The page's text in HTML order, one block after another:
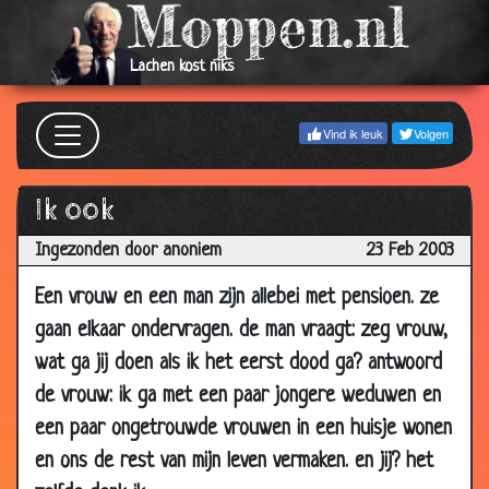
Lachen kost niks
Vind ik leuk Volgen
Ik ook
Ingezonden door anoniem 23 Feb 2003
Een vrouw en een man zijn allebei met pensioen. ze
gaan elkaar ondervragen. de man vraagt: zeg vrouw,
wat ga jij doen als ik het eerst dood ga? antwoord
de vrouw: ik ga met een paar jongere weduwen en
een paar ongetrouwde vrouwen in een huisje wonen
en ons de rest van mijn leven vermaken. en jij? het
13 Mar
2003
Mafia en beffen
13 Mar
2003
Vrouwen 3.62
09 Mar
2003
3.00
09 Mar
2003
2003
06 Mar
2003
HAHAHA 2.81
04 Mar
2003
De tuinman 3.87
03 Mar
Condoom om doen 2.69